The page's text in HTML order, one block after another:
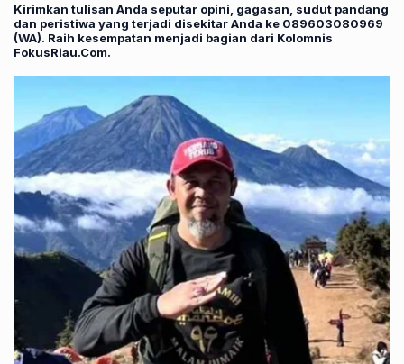
Kirimkan tulisan Anda seputar opini, gagasan, sudut pandang
dan peristiwa yang terjadi disekitar Anda ke 089603080969
(WA). Raih kesempatan menjadi bagian dari Kolomnis
FokusRiau.Com.